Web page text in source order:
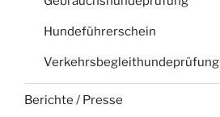
Hundeführerschein
Verkehrsbegleithundeprüfung
Berichte / Presse